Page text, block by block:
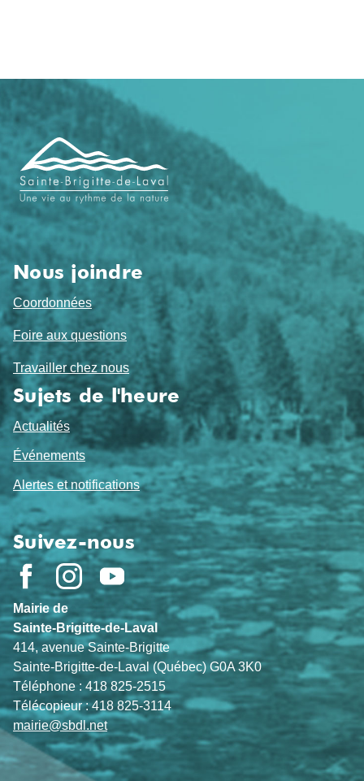
Navigation
de
pied
de
page
Nous joindre
Coordonnées
Foire aux questions
Travailler chez nous
Sujets de l'heure
Actualités
Événements
Alertes et notifications
Suivez-nous
Mairie de
Sainte-Brigitte-de-Laval
414, avenue Sainte-Brigitte
Sainte-Brigitte-de-Laval (Québec) G0A 3K0
Téléphone : 418 825-2515
Télécopieur : 418 825-3114
mairie@sbdl.net